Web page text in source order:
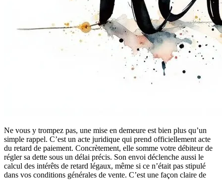
Ne vous y trompez pas, une mise en demeure est bien plus qu’un
simple rappel. C’est un acte juridique qui prend officiellement acte
du retard de paiement. Concrètement, elle somme votre débiteur de
régler sa dette sous un délai précis. Son envoi déclenche aussi le
calcul des intérêts de retard légaux, même si ce n’était pas stipulé
dans vos conditions générales de vente. C’est une façon claire de